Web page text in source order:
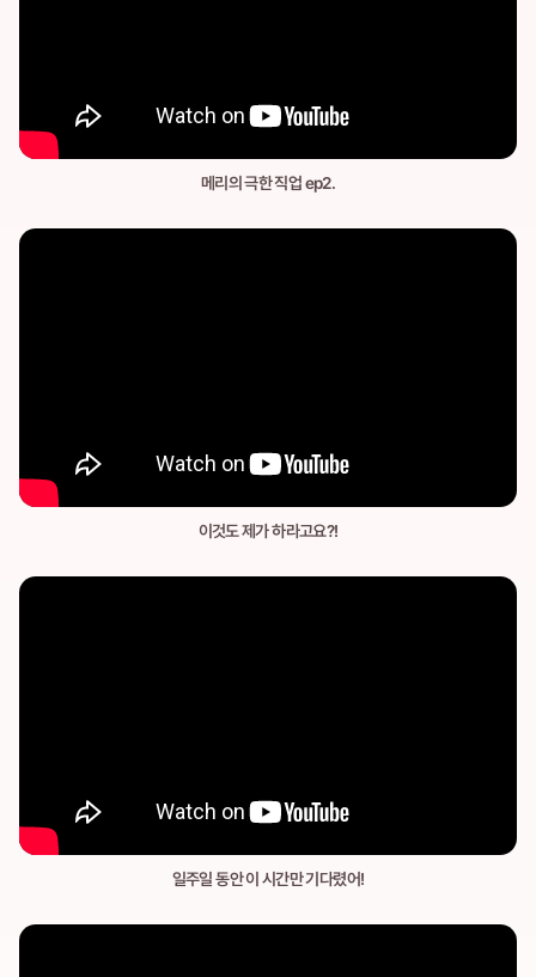
메리의 극한 직업 ep2.
이것도 제가 하라고요?!
일주일 동안 이 시간만 기다렸어!